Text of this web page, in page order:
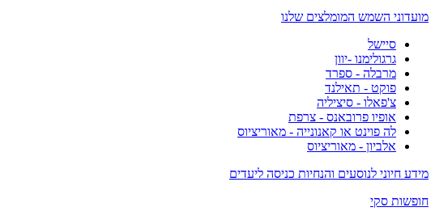
מועדוני השמש המומלצים שלנו
סיישל
גרגולימנו -יוון
מרבלה - ספרד
פוקט - תאילנד
צ'פאלו - סיציליה
אופיו פרובאנס - צרפת
לה פוינט או קאנונייה - מאוריציוס
אלביון - מאוריציוס
מידע חיוני לנוסעים והנחיות כניסה ליעדים
חופשות סקי